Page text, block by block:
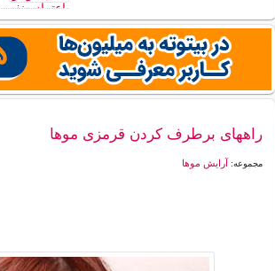
راههای برطرف کردن قرمزی موها
مجموعه: آرایش موها